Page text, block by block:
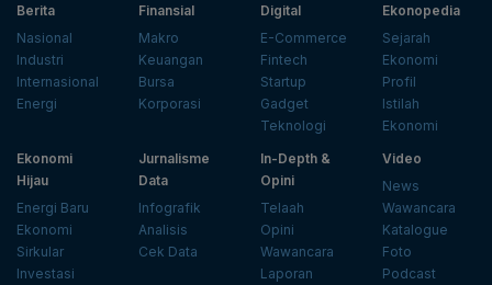
Berita
Nasional
Industri
Internasional
Energi
Finansial
Makro
Keuangan
Bursa
Korporasi
Digital
E-Commerce
Fintech
Startup
Gadget
Teknologi
Ekonopedia
Sejarah
Ekonomi
Profil
Istilah
Ekonomi
Ekonomi
Hijau
Energi Baru
Ekonomi
Sirkular
Investasi
Jurnalisme
Data
Infografik
Analisis
Cek Data
In-Depth &
Opini
Telaah
Opini
Wawancara
Laporan
Video
News
Wawancara
Katalogue
Foto
Podcast